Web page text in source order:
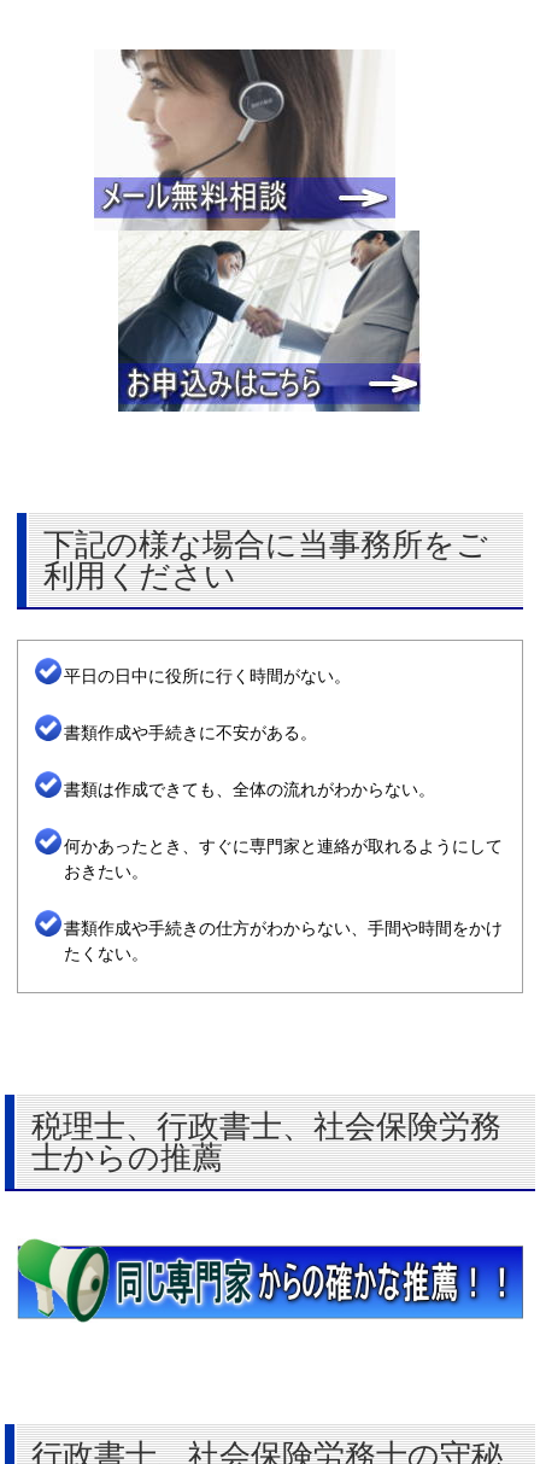
下記の様な場合に当事務所をご
利用ください
平日の日中に役所に行く時間がない。
書類作成や手続きに不安がある。
書類は作成できても、全体の流れがわからない。
何かあったとき、すぐに専門家と連絡が取れるようにして
おきたい。
書類作成や手続きの仕方がわからない、手間や時間をかけ
たくない。
税理士、行政書士、社会保険労務
士からの推薦
行政書士、社会保険労務士の守秘